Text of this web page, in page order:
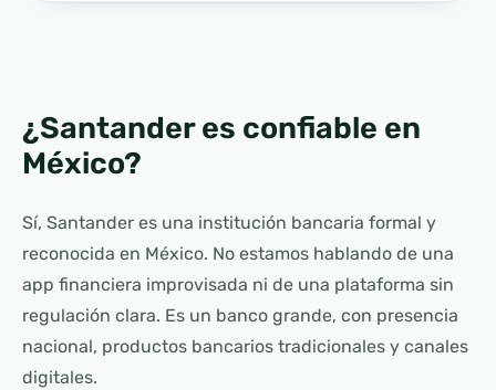
¿Santander es confiable en
México?
Sí, Santander es una institución bancaria formal y
reconocida en México. No estamos hablando de una
app financiera improvisada ni de una plataforma sin
regulación clara. Es un banco grande, con presencia
nacional, productos bancarios tradicionales y canales
digitales.